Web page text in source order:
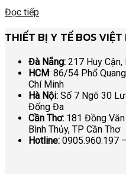
Đọc tiếp
THIẾT BỊ Y TẾ BOS VIỆT
Đà Nẵng: 217 Huy Cận,
HCM: 86/54 Phổ
Chí Minh
Hà Nội: Số 7 Ngõ 30
Đống Đa
Cần Thơ: 181 Đồng Văn
Bình Thủy, TP Cần Thơ
Hotline: 0905.960.197